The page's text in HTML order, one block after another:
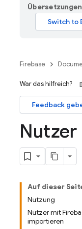
Firebase
War das hilfreich?
Feedback
Auf dieser
Nutzung
Nutzer mit
importieren